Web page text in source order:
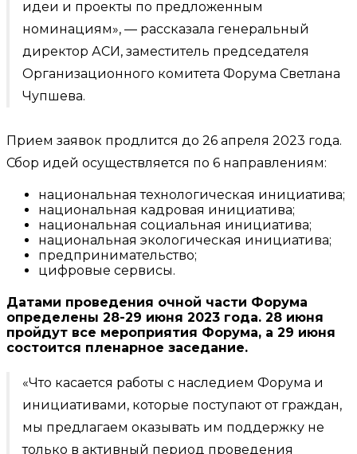
идеи и проекты по предложенным
номинациям», — рассказала генеральный
директор АСИ, заместитель председателя
Организационного комитета Форума Светлана
Чупшева.
Прием заявок продлится до 26 апреля 2023 года.
Сбор идей осуществляется по 6 направлениям:
национальная технологическая инициатива;
национальная кадровая инициатива;
национальная социальная инициатива;
национальная экологическая инициатива;
предпринимательство;
цифровые сервисы.
Датами проведения очной части Форума
определены 28-29 июня 2023 года. 28 июня
пройдут все мероприятия Форума, а 29 июня
состоится пленарное заседание.
«Что касается работы с наследием Форума и
инициативами, которые поступают от граждан,
мы предлагаем оказывать им поддержку не
только в активный период проведения